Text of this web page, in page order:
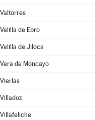
Valtorres
Velilla de Ebro
Velilla de Jiloca
Vera de Moncayo
Vierlas
Villadoz
Villafeliche